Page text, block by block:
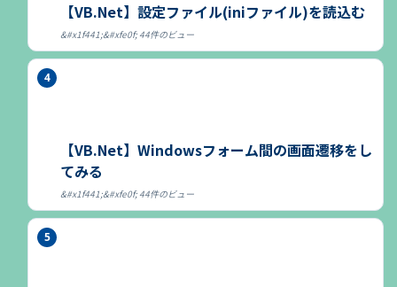
【VB.Net】設定ファイル(iniファイル)を読込む
44件のビュー
【VB.Net】Windowsフォーム間の画面遷移をし
てみる
44件のビュー